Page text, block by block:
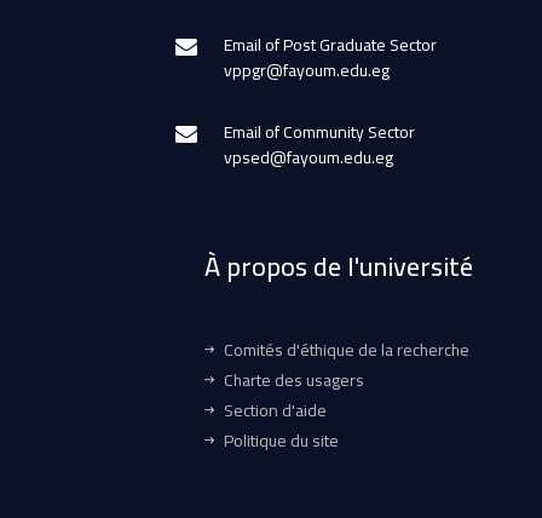
Email of Post Graduate Sector
vppgr@fayoum.edu.eg
Email of Community Sector
vpsed@fayoum.edu.eg
À propos de l'université
Comités d'éthique de la recherche
Charte des usagers
Section d'aide
Politique du site